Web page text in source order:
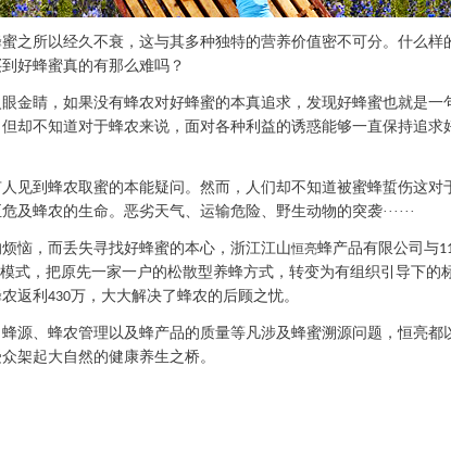
之所以经久不衰，这与其多种独特的营养价值密不可分。什么样
好蜂蜜真的有那么难吗？
金睛，如果没有蜂农对好蜂蜜的本真追求，发现好蜂蜜也就是一
却不知道对于蜂农来说，面对各种利益的诱惑能够一直保持追求
见到蜂农取蜜的本能疑问。然而，人们却不知道被蜜蜂蜇伤这对
及蜂农的生命。恶劣天气、运输危险、野生动物的突袭······
恼，而丢失寻找好蜂蜜的本心， 浙江江山恒亮蜂产品有限公司 与
式，把原先一家一户的松散型养蜂方式，转变为有组织引导下的
返利 430万，大大解决了蜂农的后顾之忧。
源、蜂农管理以及蜂产品的质量等凡涉及蜂蜜溯源问题，恒亮都
架起大自然的健康养生之桥。